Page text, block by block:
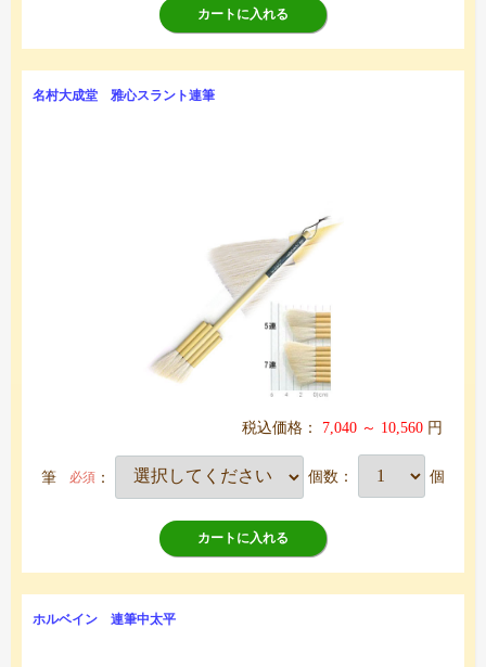
カートに入れる
名村大成堂 雅心スラント連筆
税込価格： 7,040 ～ 10,560 円
筆 必須 ： 個数： 個
カートに入れる
ホルベイン 連筆中太平